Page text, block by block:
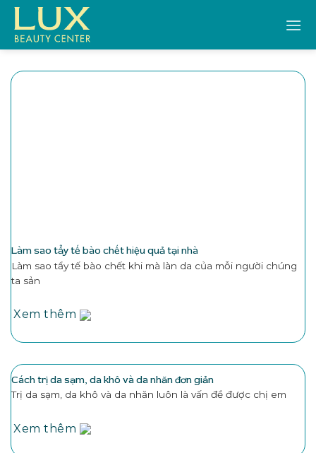
Bỏ
qua
nội
Làm sao tẩy tế bào chết hiệu quả tại nhà
Làm sao tẩy tế bào chết khi mà làn da của mỗi người chúng
ta sản
Xem thêm
Cách trị da sạm, da khô và da nhăn đơn giản
Trị da sạm, da khô và da nhăn luôn là vấn đề được chị em
Xem thêm